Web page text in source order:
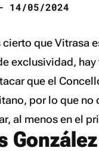
14/05/2024
cierto que Vitrasa
exclusividad,
que el
por lo que no
al menos en el